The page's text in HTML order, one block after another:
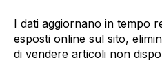
I dati aggiornano in tempo
esposti online sul sito,
di vendere articoli non